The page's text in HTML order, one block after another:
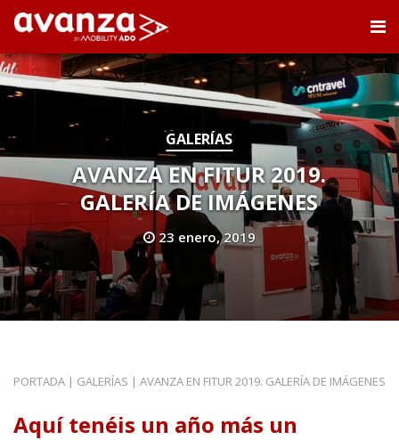
GALERÍAS
AVANZA EN FITUR 2019.
GALERÍA DE IMÁGENES
23 enero, 2019
PORTADA | GALERÍAS | AVANZA EN FITUR 2019. GALERÍA DE IMÁGENES
Aquí tenéis un año más un